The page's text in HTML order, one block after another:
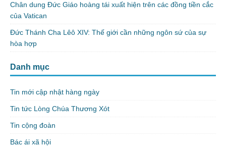
Chân dung Đức Giáo hoàng tái xuất hiện trên các đồng tiền cắc
của Vatican
Đức Thánh Cha Lêô XIV: Thế giới cần những ngôn sứ của sự
hòa hợp
Danh mục
Tin mới cập nhật hàng ngày
Tin tức Lòng Chúa Thương Xót
Tin cộng đoàn
Bác ái xã hội